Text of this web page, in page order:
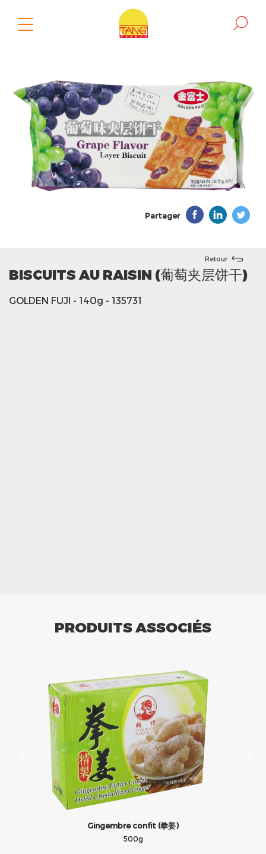
Partager
Retour
BISCUITS AU RAISIN (葡萄夹层饼干)
GOLDEN FUJI - 140g - 135731
PRODUITS ASSOCIÉS
Gingembre confit (拳姜)
500g